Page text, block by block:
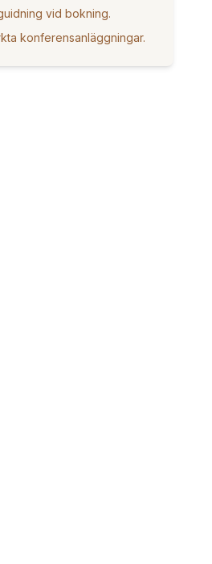
vid bokning.
konferensanläggningar.